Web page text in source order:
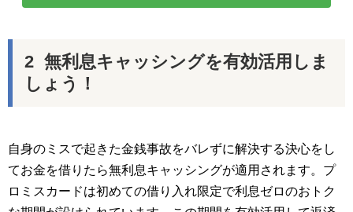
無利息キャッシングを有効活用しま
しょう！
自身のミスで起きた金銭事故をバレずに解決する決心をし
てお金を借りたら無利息キャッシングが適用されます。プ
ロミスカードは初めての借り入れ限定で利息ゼロのおトク